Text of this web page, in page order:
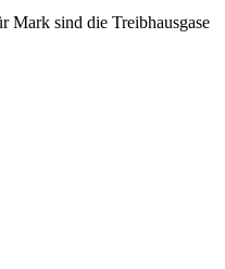
Mark sind die Treibhausgase